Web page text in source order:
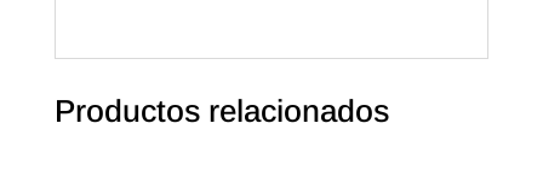
Productos relacionados